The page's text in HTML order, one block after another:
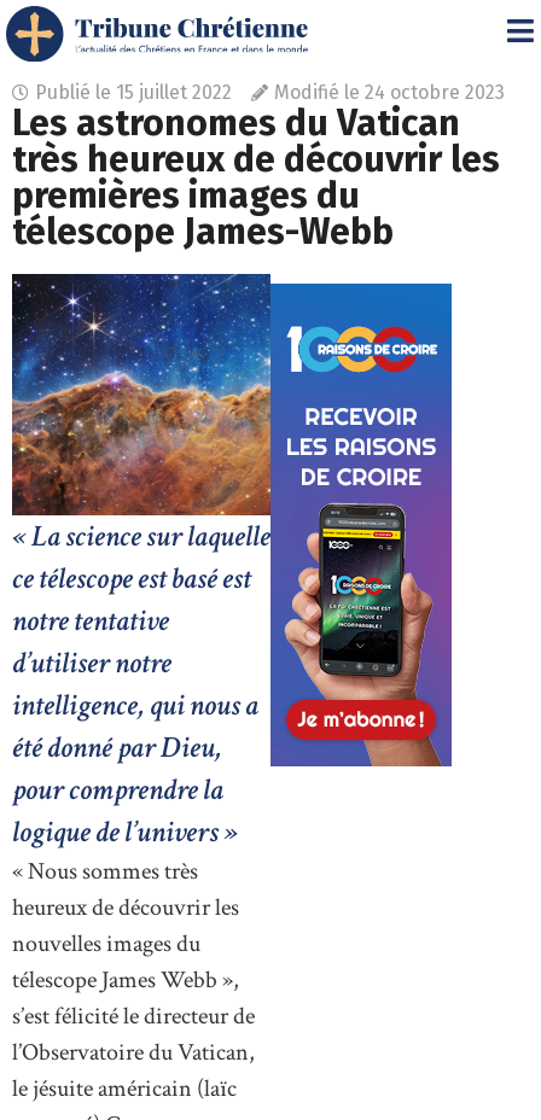
Publié le 15 juillet 2022 Modifié le 24 octobre 2023
Les astronomes du Vatican
très heureux de découvrir les
premières images du
télescope James-Webb
« La science sur laquelle
ce télescope est basé est
notre tentative
d’utiliser notre
intelligence, qui nous a
été donné par Dieu,
pour comprendre la
logique de l’univers »
« Nous sommes très
heureux de découvrir les
nouvelles images du
télescope James Webb »,
s’est félicité le directeur de
l’Observatoire du Vatican,
le jésuite américain (laïc